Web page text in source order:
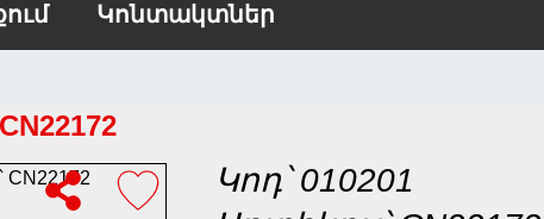
Կոնտակտներ
Կոդ՝ 010201